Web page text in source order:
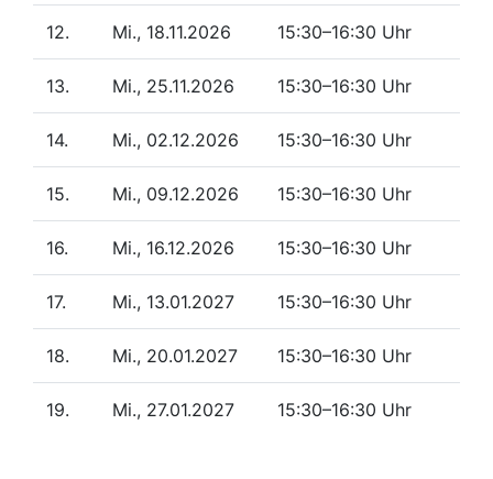
12. Mi., 18.11.2026 15:30–16:30 Uhr
13. Mi., 25.11.2026 15:30–16:30 Uhr
14. Mi., 02.12.2026 15:30–16:30 Uhr
15. Mi., 09.12.2026 15:30–16:30 Uhr
16. Mi., 16.12.2026 15:30–16:30 Uhr
17. Mi., 13.01.2027 15:30–16:30 Uhr
18. Mi., 20.01.2027 15:30–16:30 Uhr
19. Mi., 27.01.2027 15:30–16:30 Uhr